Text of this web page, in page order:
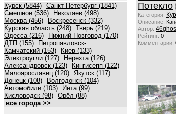
Курск (5844) Санкт-Петербург (1841)
Смешное (536)
Николаев (498)
Москва (456)
Воскресенск (332)
Курская область (248) Тверь (219)
Одесса (216)
Нижний Новгород (170)
ДТП (155)
Петропавловск-
Камчатский (153)
Киев (133)
Электроугли (127)
Нерехта (126)
Александровск (123)
Кингисепп (122)
Малоярославец (120) Якутск (117)
Донецк (108)
Волгодонск (104)
Автомобили (103)
Инта (99)
Кисловодск (98) Орёл (88)
все города >>
Потекло
Категория:
Описание:
Автор:
Рейтинг: 0
Комментарии: